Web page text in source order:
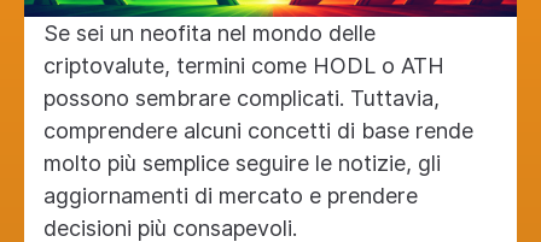
Se sei un neofita nel mondo delle
criptovalute, termini come HODL o ATH
possono sembrare complicati. Tuttavia,
comprendere alcuni concetti di base rende
molto più semplice seguire le notizie, gli
aggiornamenti di mercato e prendere
decisioni più consapevoli.